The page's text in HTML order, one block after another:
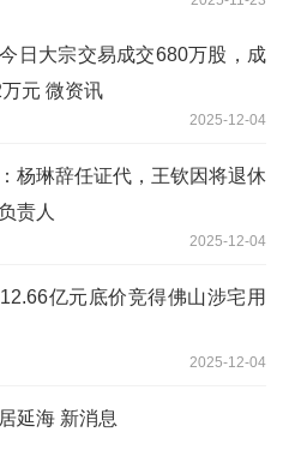
日大宗交易成交680万股，成
元 微资讯
2025-12-04
杨琳辞任证代，王钦因将退休
责人
2025-12-04
亿元底价竞得佛山涉宅用
2025-12-04
延海 新消息